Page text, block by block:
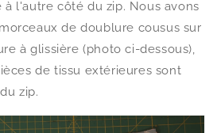
l'autre côté du zip. Nous avons
de doublure cousus sur
à glissière (photo ci-dessous),
de tissu extérieures sont
zip.